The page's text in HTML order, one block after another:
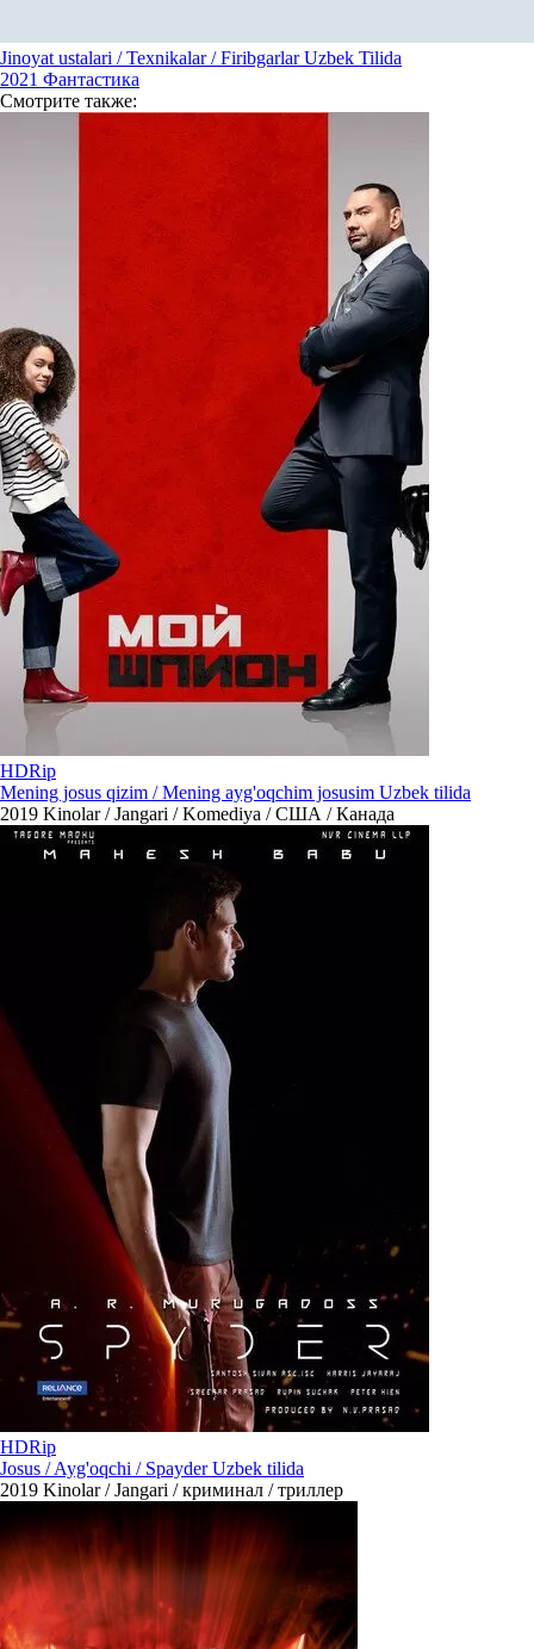
Jinoyat ustalari / Texnikalar / Firibgarlar Uzbek Tilida
2021 Фантастика
Смотрите также:
HDRip
Mening josus qizim / Mening ayg'oqchim josusim Uzbek tilida
2019 Kinolar / Jangari / Komediya / США / Канада
HDRip
Josus / Ayg'oqchi / Spayder Uzbek tilida
2019 Kinolar / Jangari / криминал / триллер